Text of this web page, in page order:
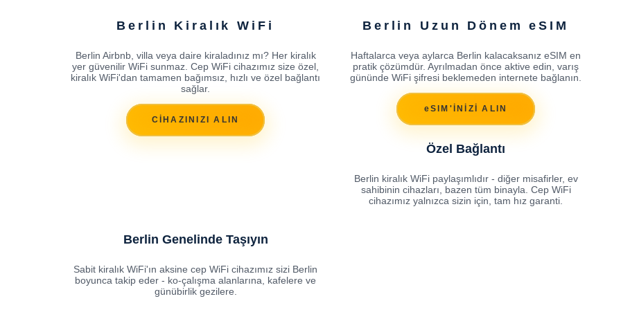
Berlin Kiralık WiFi
Berlin Airbnb, villa veya daire kiraladınız mı? Her kiralık
yer güvenilir WiFi sunmaz. Cep WiFi cihazımız size özel,
kiralık WiFi'dan tamamen bağımsız, hızlı ve özel bağlantı
sağlar.
CİHAZINIZI ALIN
Berlin Uzun Dönem eSIM
Haftalarca veya aylarca Berlin kalacaksanız eSIM en
pratik çözümdür. Ayrılmadan önce aktive edin, varış
gününde WiFi şifresi beklemeden internete bağlanın.
eSIM'İNİZİ ALIN
Özel Bağlantı
Berlin kiralık WiFi paylaşımlıdır - diğer misafirler, ev
sahibinin cihazları, bazen tüm binayla. Cep WiFi
cihazımız yalnızca sizin için, tam hız garanti.
Berlin Genelinde Taşıyın
Sabit kiralık WiFi'ın aksine cep WiFi cihazımız sizi Berlin
boyunca takip eder - ko-çalışma alanlarına, kafelere ve
günübirlik gezilere.